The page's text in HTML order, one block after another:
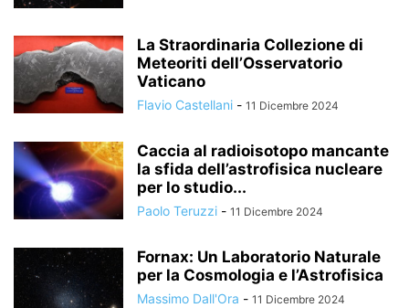
La Straordinaria Collezione di
Meteoriti dell’Osservatorio
Vaticano
Flavio Castellani - 11 Dicembre 2024
Caccia al radioisotopo mancante
la sfida dell’astrofisica nucleare
per lo studio...
Paolo Teruzzi - 11 Dicembre 2024
Fornax: Un Laboratorio Naturale
per la Cosmologia e l’Astrofisica
Massimo Dall'Ora - 11 Dicembre 2024